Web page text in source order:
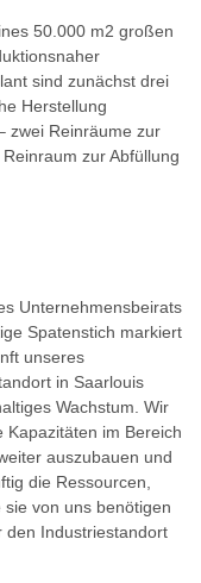
50.000 m2 großen
sind zunächst drei
Herstellung
zwei Reinräume zur
zur Abfüllung
Unternehmensbeirats
Spatenstich markiert
unseres
in Saarlouis
Wachstum. Wir
Kapazitäten im Bereich
auszubauen und
die Ressourcen,
von uns benötigen
den Industriestandort